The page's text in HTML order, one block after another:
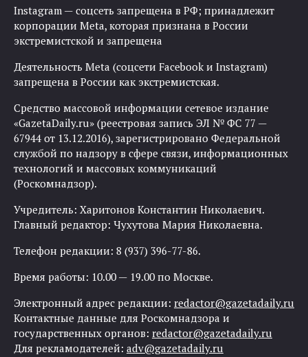
Instagram — соцсеть запрещена в РФ; принадлежит
корпорации Meta, которая признана в России
экстремистской и запрещена
Деятельность Meta (соцсети Facebook и Instagram)
запрещена в России как экстремистская.
Средство массовой информации сетевое издание
«GazetaDaily.ru» (реестровая запись ЭЛ № ФС 77 —
67944 от 13.12.2016), зарегистрировано Федеральной
службой по надзору в сфере связи, информационных
технологий и массовых коммуникаций
(Роскомнадзор).
Учредитель: Харитонов Константин Николаевич.
Главный редактор: Чухутова Мария Николаевна.
Телефон редакции: 8 (937) 396-77-86.
Время работы: 10.00 — 19.00 по Москве.
Электронный адрес редакции: redactor@gazetadaily.ru
Контактные данные для Роскомнадзора и
государственных органов: redactor@gazetadaily.ru
Для рекламодателей: adv@gazetadaily.ru